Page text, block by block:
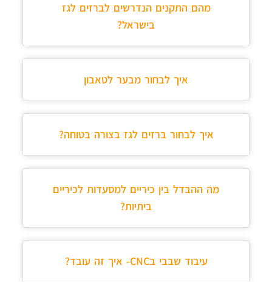
מהם התקנים הנדרשים לברזים לגז
בישראל?
איך לבחור מבער לטאבון
איך לבחור ברזים לגז בצורה בטוחה?
מה ההבדל בין כיריים למסעדות לכיריים
ביתיות?
עיבוד שבבי בCNC- איך זה עובד?